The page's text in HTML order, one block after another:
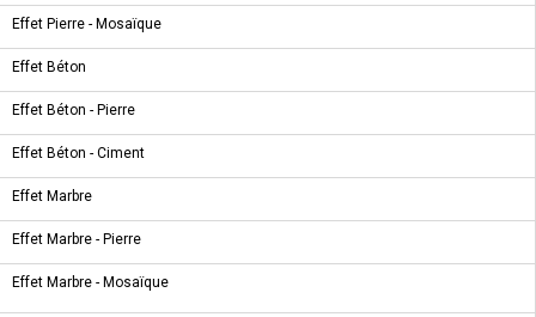
Effet Pierre - Mosaïque
Effet Béton
Effet Béton - Pierre
Effet Béton - Ciment
Effet Marbre
Effet Marbre - Pierre
Effet Marbre - Mosaïque
CARRELAGES - ZEUS BORDUR CREME MOTIF 30 * 60